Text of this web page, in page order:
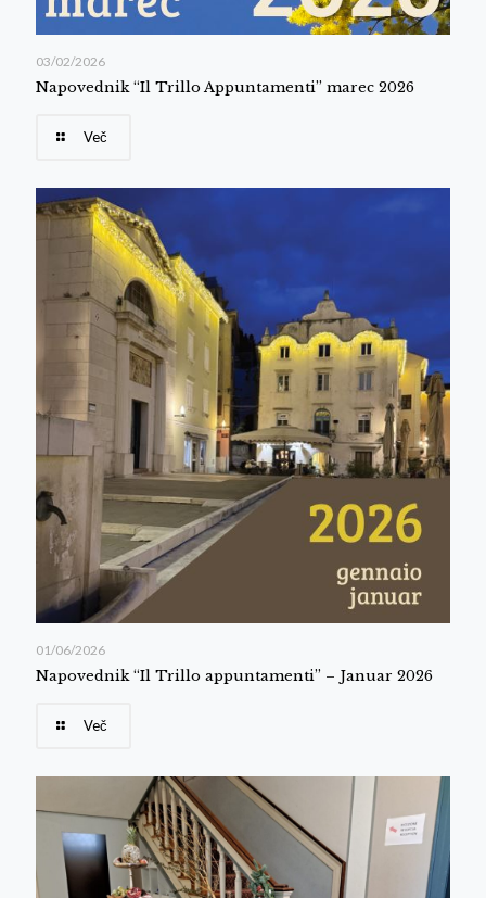
03/02/2026
Napovednik “Il Trillo Appuntamenti” marec 2026
Več
01/06/2026
Napovednik “Il Trillo appuntamenti” – Januar 2026
Več